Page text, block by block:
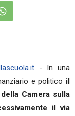
- In una
e politico il
Camera sulla
il via